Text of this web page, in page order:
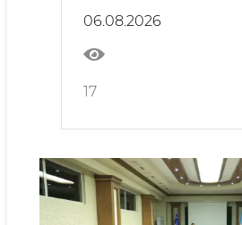
учрашди
06.08.2026
17